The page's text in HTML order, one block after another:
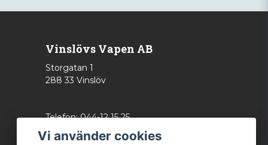
Vinslövs Vapen AB
Storgatan 1
288 33 Vinslöv
Telefon: 044-12 15 25
info@vinslovsvapen.se
Vi använder cookies